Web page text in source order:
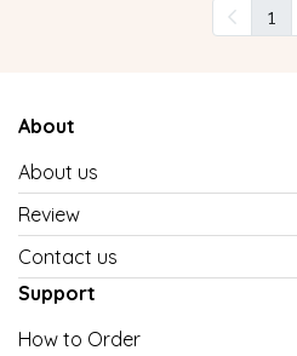
1
About
About us
Review
Contact us
Support
How to Order